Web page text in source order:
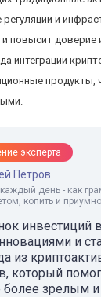
и
и повысит
интеграции
продукты,
эксперта
Петров
день - как
копить и
инвестиций
и
из
который
более зрелым